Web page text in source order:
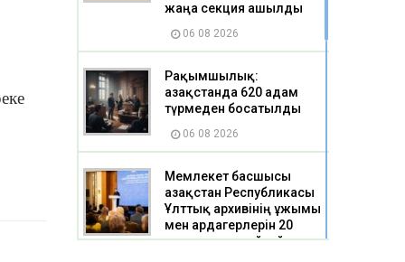
жаңа секция ашылды
06 08 2026
Рақымшылық:
Қазақстанда 620 адам
түрмеден босатылды
06 08 2026
Мемлекет басшысы
Қазақстан Республикасы
Ұлттық архивінің ұжымы
мен ардагерлерін 20
жылдық мерейтоймен